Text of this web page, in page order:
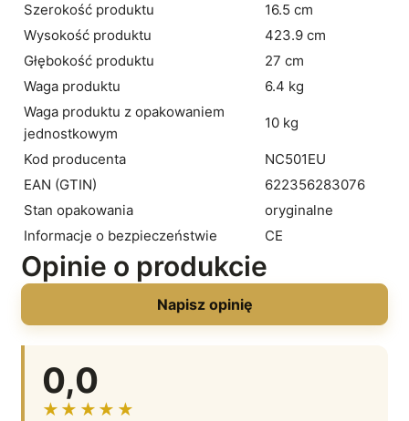
Szerokość produktu
16.5 cm
Wysokość produktu
423.9 cm
Głębokość produktu
27 cm
Waga produktu
6.4 kg
Waga produktu z opakowaniem
jednostkowym
10 kg
Kod producenta
NC501EU
EAN (GTIN)
622356283076
Stan opakowania
oryginalne
Informacje o bezpieczeństwie
CE
Opinie o produkcie
Napisz opinię
0,0
★★★★★